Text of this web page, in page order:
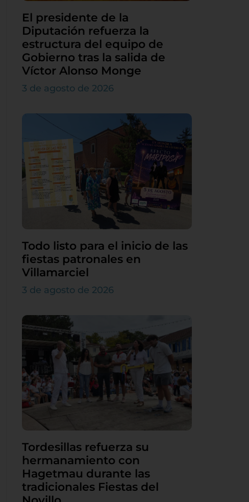
El presidente de la
Diputación refuerza la
estructura del equipo de
Gobierno tras la salida de
Víctor Alonso Monge
3 de agosto de 2026
Todo listo para el inicio de las
fiestas patronales en
Villamarciel
3 de agosto de 2026
Tordesillas refuerza su
hermanamiento con
Hagetmau durante las
tradicionales Fiestas del